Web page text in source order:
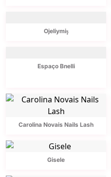
Ojeliymiş
Espaço Bnelli
Carolina Novais Nails Lash
Gisele